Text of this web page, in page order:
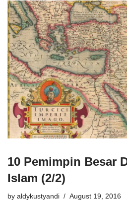
10 Pemimpin Besar
Islam (2/2)
by aldykustyandi August 19, 2016